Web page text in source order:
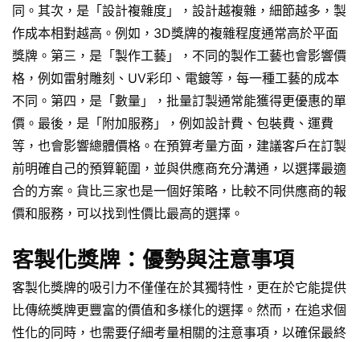
同。其次，是「設計複雜度」，設計越複雜，細節越多，製
作成本相對越高。例如，3D獎牌的複雜程度通常高於平面
獎牌。第三，是「製作工藝」，不同的製作工藝也會影響價
格，例如雷射雕刻、UV彩印、電鍍等，每一種工藝的成本
不同。第四，是「數量」，批量訂製通常能獲得更優惠的單
價。最後，是「附加服務」，例如設計費、包裝費、運費
等，也會影響總體價格。在預算考量方面，建議客戶在訂製
前明確自己的預算範圍，並與供應商充分溝通，以選擇最適
合的方案。貨比三家也是一個好策略，比較不同供應商的報
價和服務，可以找到性價比最高的選擇。
客製化獎牌：優勢與注意事項
客製化獎牌的吸引力不僅僅在於其獨特性，更在於它能提供
比傳統獎牌更豐富的價值和多樣化的選擇。然而，在追求個
性化的同時，也需要仔細考量相關的注意事項，以確保最終